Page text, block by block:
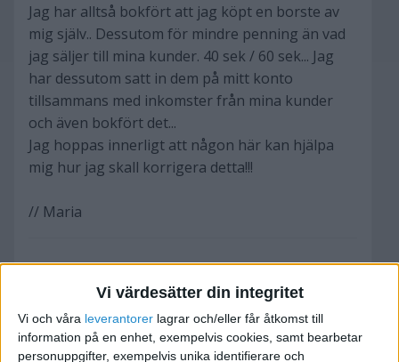
Vi värdesätter din integritet
Vi och våra leverantorer lagrar och/eller får åtkomst till
information på en enhet, exempelvis cookies, samt bearbetar
personuppgifter, exempelvis unika identifierare och
Jag har alltså bokfört att jag köpt en borste av
mig själv.. Dessutom för mindre penning än vad
jag säljer till mina kunder. 40 sek / 60 sek... Jag
har dessutom satt in dem på mitt konto
tillsammans med inkomster från mina kunder
och även bokfört det...
Jag hoppas innerligt att någon här kan hjälpa
mig hur jag skall korrigera detta!!!
// Maria
Stig Forsberg